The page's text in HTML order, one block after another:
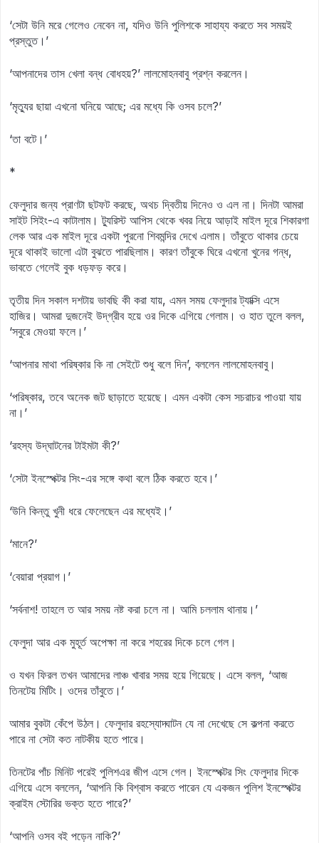
‘সেটা উনি মরে গেলেও নেবেন না, যদিও উনি পুলিশকে সাহায্য করতে সব সময়ই
প্রস্তুত।’
‘আপনাদের তাস খেলা বন্ধ বোধহয়?’ লালমোহনবাবু প্রশ্ন করলেন।
‘মৃত্যুর ছায়া এখনো ঘনিয়ে আছে; এর মধ্যে কি ওসব চলে?’
‘তা বটে।’
*
ফেলুদার জন্য প্রাণটা ছটফট করছে, অথচ দ্বিতীয় দিনেও ও এল না। দিনটা আমরা
সাইট সিইং-এ কাটালাম। ট্যুরিস্ট আপিস থেকে খবর নিয়ে আড়াই মাইল দূরে শিকারগা
লেক আর এক মাইল দূরে একটা পুরনো শিবমন্দির দেখে এলাম। তাঁবুতে থাকার চেয়ে
দূরে থাকাই ভালো এটা বুঝতে পারছিলাম। কারণ তাঁবুকে ঘিরে এখনো খুনের গন্ধ,
ভাবতে গেলেই বুক ধড়ফড় করে।
তৃতীয় দিন সকাল দশটায় ভাবছি কী করা যায়, এমন সময় ফেলুদার ট্যাক্সি এসে
হাজির। আমরা দুজনেই উদ্‌গ্রীব হয়ে ওর দিকে এগিয়ে গেলাম। ও হাত তুলে বলল,
‘সবুরে মেওয়া ফলে।’
‘আপনার মাথা পরিষ্কার কি না সেইটে শুধু বলে দিন’, বললেন লালমোহনবাবু।
‘পরিষ্কার, তবে অনেক জট ছাড়াতে হয়েছে। এমন একটা কেস সচরাচর পাওয়া যায়
না।’
‘রহস্য উদ্‌ঘাটনের টাইমটা কী?’
‘সেটা ইনস্পেক্টর সিং-এর সঙ্গে কথা বলে ঠিক করতে হবে।’
‘উনি কিন্তু খুনী ধরে ফেলেছেন এর মধ্যেই।’
‘মানে?’
‘বেয়ারা প্রয়াগ।’
‘সর্বনাশ! তাহলে ত আর সময় নষ্ট করা চলে না। আমি চললাম থানায়।’
ফেলুদা আর এক মুহূর্ত অপেক্ষা না করে শহরের দিকে চলে গেল।
ও যখন ফিরল তখন আমাদের লাঞ্চ খাবার সময় হয়ে গিয়েছে। এসে বলল, ‘আজ
তিনটেয় মিটিং। ওদের তাঁবুতে।’
আমার বুকটা কেঁপে উঠল। ফেলুদার রহস্যোদ্ঘাটন যে না দেখেছে সে কল্পনা করতে
পারে না সেটা কত নাটকীয় হতে পারে।
তিনটের পাঁচ মিনিট পরেই পুলিশএর জীপ এসে গেল। ইনস্পেক্টর সিং ফেলুদার দিকে
এগিয়ে এসে বললেন, ‘আপনি কি বিশ্বাস করতে পারেন যে একজন পুলিশ ইনস্পেক্টর
ক্রাইম স্টোরির ভক্ত হতে পারে?’
‘আপনি ওসব বই পড়েন নাকি?’